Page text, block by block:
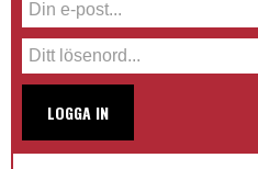
LOGGA IN